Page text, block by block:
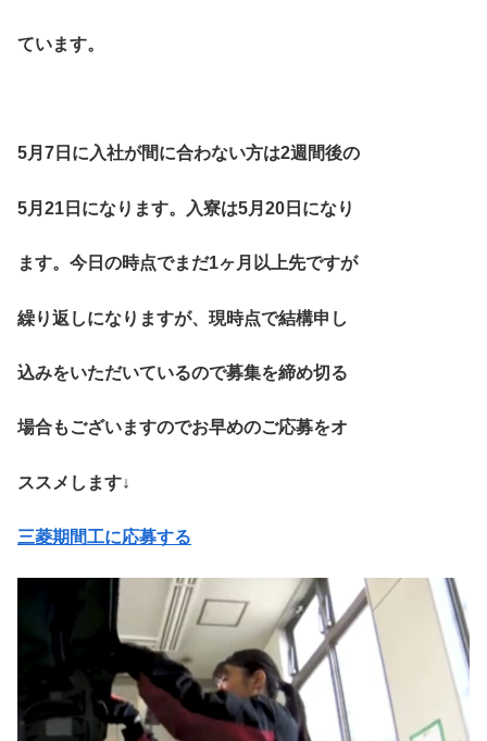
ています。
5月7日に入社が間に合わない方は2週間後の
5月21日になります。入寮は5月20日になり
ます。今日の時点でまだ1ヶ月以上先ですが
繰り返しになりますが、現時点で結構申し
込みをいただいているので募集を締め切る
場合もございますのでお早めのご応募をオ
ススメします↓
三菱期間工に応募する